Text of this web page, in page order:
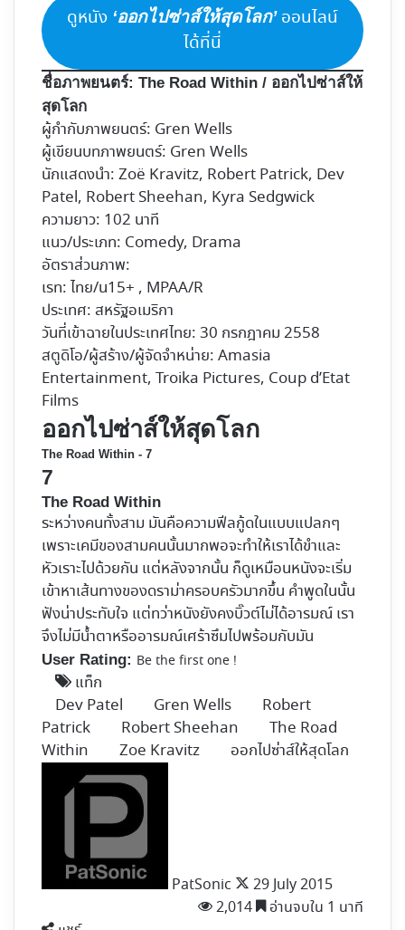
ดูหนัง ‘ออกไปซ่าส์ให้สุดโลก’ออนไลน์
ได้ที่นี่
ชื่อภาพยนตร์: The Road Within / ออกไปซ่าส์ให้
สุดโลก
ผู้กำกับภาพยนตร์: Gren Wells
ผู้เขียนบทภาพยนตร์: Gren Wells
นักแสดงนำ: Zoë Kravitz, Robert Patrick, Dev
Patel, Robert Sheehan, Kyra Sedgwick
ความยาว: 102 นาที
แนว/ประเภท: Comedy, Drama
อัตราส่วนภาพ:
เรท: ไทย/น15+ , MPAA/R
ประเทศ: สหรัฐอเมริกา
วันที่เข้าฉายในประเทศไทย: 30 กรกฎาคม 2558
สตูดิโอ/ผู้สร้าง/ผู้จัดจำหน่าย: Amasia
Entertainment, Troika Pictures, Coup d’Etat
Films
ออกไปซ่าส์ให้สุดโลก
The Road Within - 7
7
The Road Within
ระหว่างคนทั้งสาม มันคือความฟีลกู้ดในแบบแปลกๆ
เพราะเคมีของสามคนนั้นมากพอจะทำให้เราได้ขำและ
หัวเราะไปด้วยกัน แต่หลังจากนั้น ก็ดูเหมือนหนังจะเริ่ม
เข้าหาเส้นทางของดราม่าครอบครัวมากขึ้น คำพูดในนั้น
ฟังน่าประทับใจ แต่ทว่าหนังยังคงบิ๊วต์ไม่ได้อารมณ์ เรา
จึงไม่มีน้ำตาหรืออารมณ์เศร้าซึมไปพร้อมกับมัน
User Rating: Be the first one !
แท็ก
Dev Patel
Gren Wells
Robert
Patrick
Robert Sheehan
The Road
Within
Zoe Kravitz ออกไปซ่าส์ให้สุดโลก
PatSonic
29 July 2015
2,014
อ่านจบใน 1 นาที